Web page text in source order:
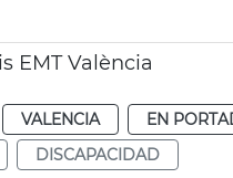
EMT València
VALENCIA
EN
DISCAPACIDAD